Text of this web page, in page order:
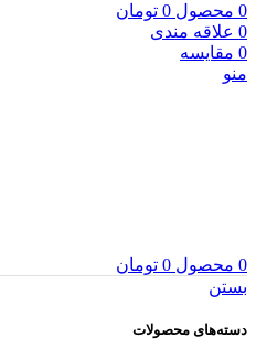
0 محصول 0 تومان
0 علاقه مندی
0 مقایسه
منو
0 محصول 0 تومان
بستن
دسته‌های محصولات